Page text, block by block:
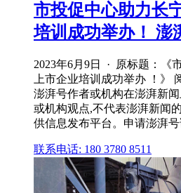
市投促中心助力长
培训成功举办！ 澎
2023年6月9日 · 原标题：《
上市企业培训成功举办 ！》
澎湃号作者或机构在澎湃新
或机构观点,不代表澎湃新闻
供信息发布平台。申请澎湃号
联系电话: 180 3780 8511